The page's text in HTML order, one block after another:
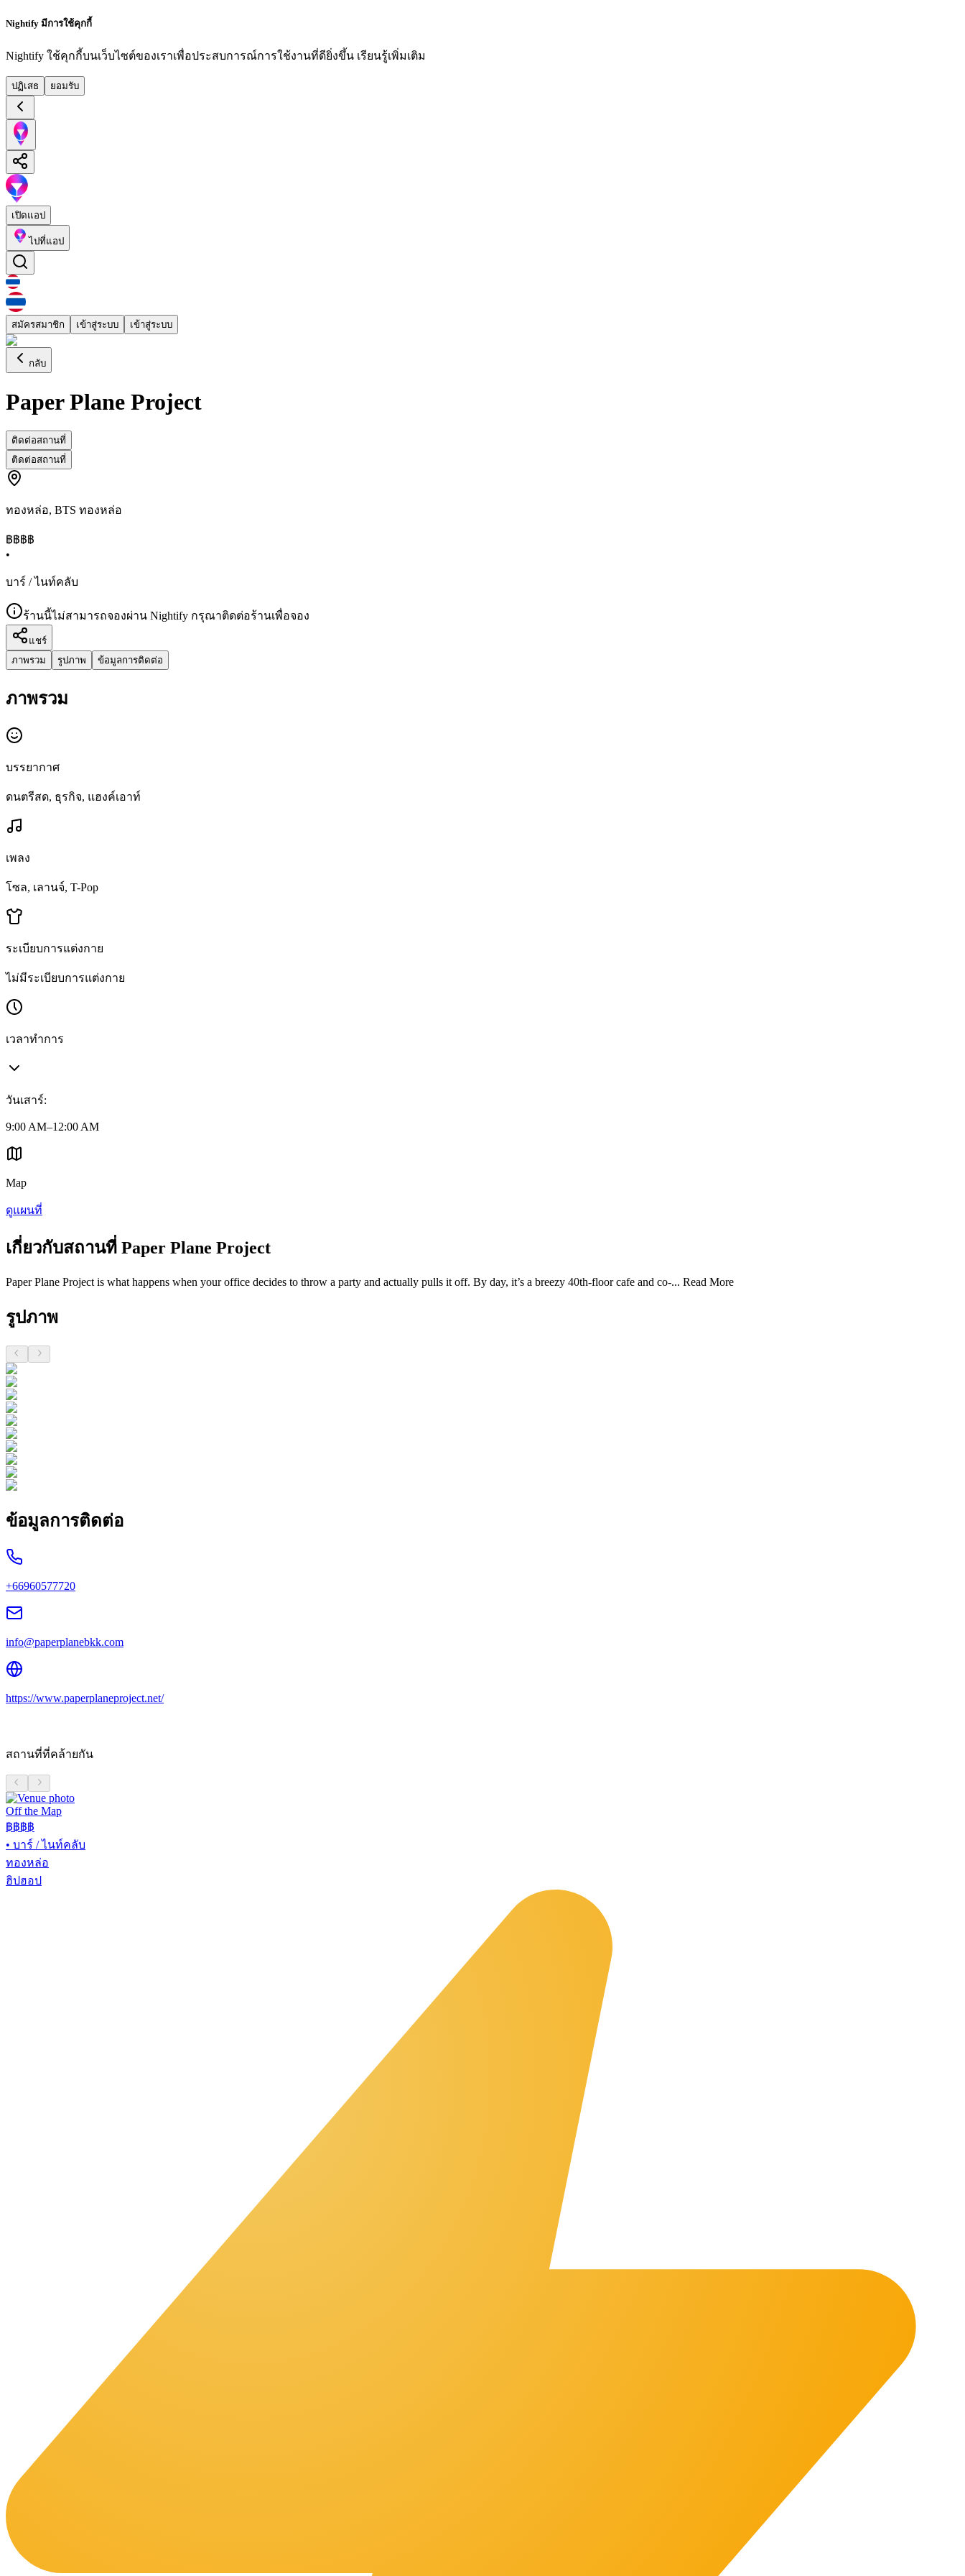
Nightify มีการใช้คุกกี้
Nightify ใช้คุกกี้บนเว็บไซต์ของเราเพื่อประสบการณ์การใช้งานที่ดียิ่งขึ้น เรียนรู้เพิ่มเติม
ปฏิเสธ ยอมรับ
เปิดแอป
ไปที่แอป
สมัครสมาชิก เข้าสู่ระบบ เข้าสู่ระบบ
กลับ
Paper Plane Project
ติดต่อสถานที่
ติดต่อสถานที่
ทองหล่อ, BTS ทองหล่อ
฿฿฿฿
•
บาร์ / ไนท์คลับ
ร้านนี้ไม่สามารถจองผ่าน Nightify กรุณาติดต่อร้านเพื่อจอง
แชร์
ภาพรวม
รูปภาพ ข้อมูลการติดต่อ
ภาพรวม
บรรยากาศ
ดนตรีสด, ธุรกิจ, แฮงค์เอาท์
เพลง
โซล, เลานจ์, T-Pop
ระเบียบการแต่งกาย
ไม่มีระเบียบการแต่งกาย
เวลาทำการ
วันเสาร์:
9:00 AM–12:00 AM
Map
ดูแผนที่
เกี่ยวกับสถานที่ Paper Plane Project
Paper Plane Project is what happens when your office decides to throw a party and actually pulls it off. By day, it’s a breezy 40th-floor cafe and co-... Read More
รูปภาพ
ข้อมูลการติดต่อ
+66960577720
info@paperplanebkk.com
https://www.paperplaneproject.net/
สถานที่ที่คล้ายกัน
Off the Map
฿฿฿฿
• บาร์ / ไนท์คลับ
ทองหล่อ
ฮิปฮอป